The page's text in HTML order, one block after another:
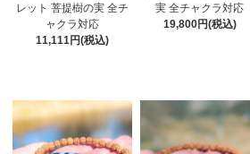
レット 菩提樹の実 全チ
ャクラ対応
11,111円(税込)
実 全チャクラ対応
19,800円(税込)